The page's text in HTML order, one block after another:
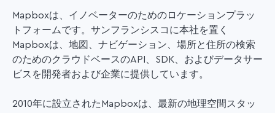
Mapboxは、イノベーターのためのロケーションプラッ
トフォームです。サンフランシスコに本社を置く
Mapboxは、地図、ナビゲーション、場所と住所の検索
のためのクラウドベースのAPI、SDK、およびデータサー
ビスを開発者および企業に提供しています。
2010年に設立されたMapboxは、最新の地理空間スタッ